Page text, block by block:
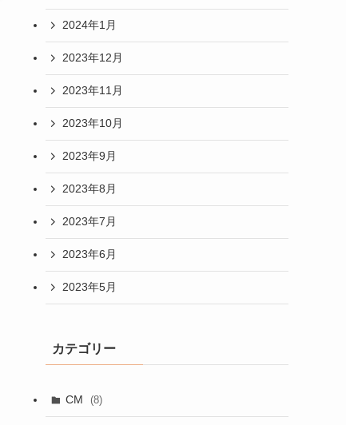
2024年1月
2023年12月
2023年11月
2023年10月
2023年9月
2023年8月
2023年7月
2023年6月
2023年5月
カテゴリー
CM (8)